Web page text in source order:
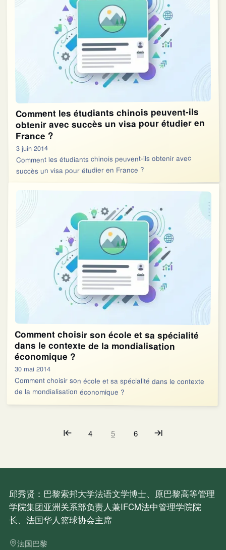
Comment les étudiants chinois peuvent-ils
obtenir avec succès un visa pour étudier en
France ?
3 juin 2014
Comment les étudiants chinois peuvent-ils obtenir avec
succès un visa pour étudier en France ?
Comment choisir son école et sa spécialité
dans le contexte de la mondialisation
économique ?
30 mai 2014
Comment choisir son école et sa spécialité dans le contexte
de la mondialisation économique ?
4 5 6
邱秀贤：巴黎索邦大学法语文学博士、原巴黎高等管理
学院集团亚洲关系部负责人兼IFCM法中管理学院院
长、法国华人篮球协会主席
法国巴黎